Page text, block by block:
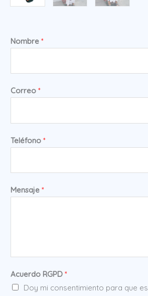
Nombre *
Correo *
Teléfono *
Mensaje *
Acuerdo RGPD *
Doy mi consentimiento para que